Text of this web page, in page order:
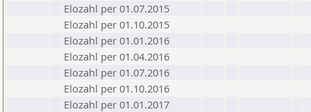
Elozahl per 01.07.2015
Elozahl per 01.10.2015
Elozahl per 01.01.2016
Elozahl per 01.04.2016
Elozahl per 01.07.2016
Elozahl per 01.10.2016
Elozahl per 01.01.2017